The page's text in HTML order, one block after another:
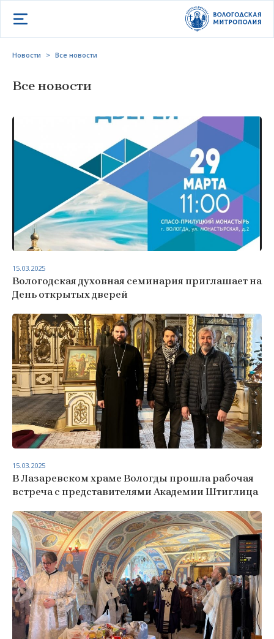
Открыть меню
Новости > Все новости
Все новости
Вологодская духовная семинария приглашает на
День открытых дверей
15.03.2025
В Лазаревском храме Вологды прошла рабочая
встреча с представителями Академии Штиглица
15.03.2025